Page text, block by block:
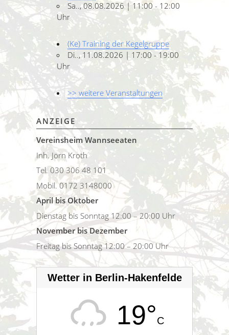
Sa.., 08.08.2026 | 11:00 - 12:00
Uhr
(Ke) Training der Kegelgruppe
Di.., 11.08.2026 | 17:00 - 19:00
Uhr
>> weitere Veranstaltungen
ANZEIGE
Vereinsheim Wannseeaten
Inh. Jörn Kroth
Tel. 030 306 48 101
Mobil. 0172 3148000
April bis Oktober
Dienstag bis Sonntag 12:00 – 20:00 Uhr
November bis Dezember
Freitag bis Sonntag 12:00 – 20:00 Uhr
Wetter in Berlin-Hakenfelde
19°C